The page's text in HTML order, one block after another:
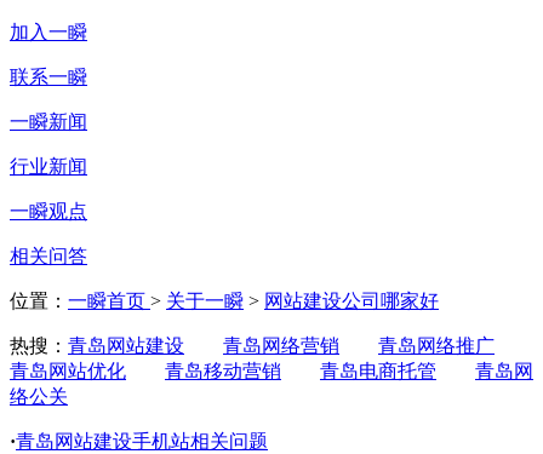
加入一瞬
联系一瞬
一瞬新闻
行业新闻
一瞬观点
相关问答
位置： 一瞬首页 > 关于一瞬 > 网站建设公司哪家好
热搜： 青岛网站建设 青岛网络营销
青岛网络推广
青岛网站优化
青岛移动营销 青岛电商托管
青岛网
络公关
·青岛网站建设手机站相关问题